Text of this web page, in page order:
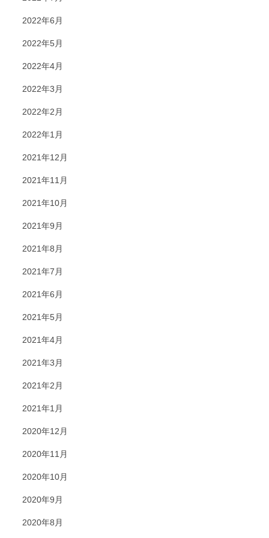
2022年6月
2022年5月
2022年4月
2022年3月
2022年2月
2022年1月
2021年12月
2021年11月
2021年10月
2021年9月
2021年8月
2021年7月
2021年6月
2021年5月
2021年4月
2021年3月
2021年2月
2021年1月
2020年12月
2020年11月
2020年10月
2020年9月
2020年8月